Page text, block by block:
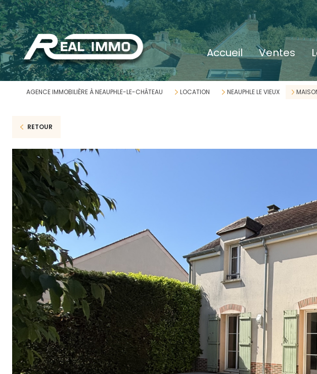
accueil ventes
AGENCE IMMOBILIÈRE À NEAUPHLE-LE-CHÂTEAU LOCATION NEAUPHLE LE VIEUX
RETOUR